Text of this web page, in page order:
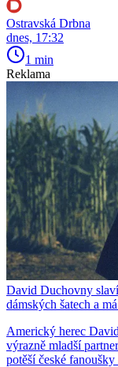
Ostravská Drbna
dnes, 17:32
1 min
Reklama
David Duchovny
dámských šatech a
Americký herec
výrazně mladší
potěší české fanoušky